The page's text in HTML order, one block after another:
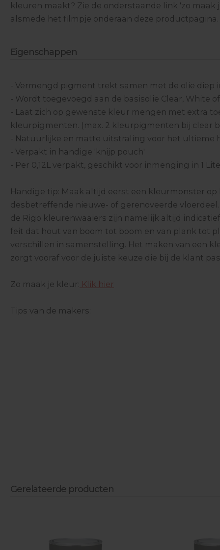
kleuren maakt? Zie de onderstaande link 'zo maak
alsmede het filmpje onderaan deze productpagina.
Eigenschappen
- Vermengd pigment trekt samen met de olie diep
- Wordt toegevoegd aan de basisolie Clear, White
- Laat zich op gewenste kleur mengen met extra
kleurpigmenten. (max. 2 kleurpigmenten bij clear
- Natuurlijke en matte uitstraling voor het ultieme
- Verpakt in handige 'knijp pouch'
- Per 0,12L verpakt, geschikt voor inmenging in 1
Handige tip: Maak altijd eerst een kleurmonster op
desbetreffende nieuwe- of gerenoveerde
de Rigo kleurenwaaiers zijn namelijk altijd
feit dat hout van boom tot boom en van plank tot
verschillen in samenstelling. Het maken van een
zorgt vooraf voor de juiste keuze die bij de klant
Zo maak je kleur: Klik hier
Tips van de makers:
Gerelateerde producten